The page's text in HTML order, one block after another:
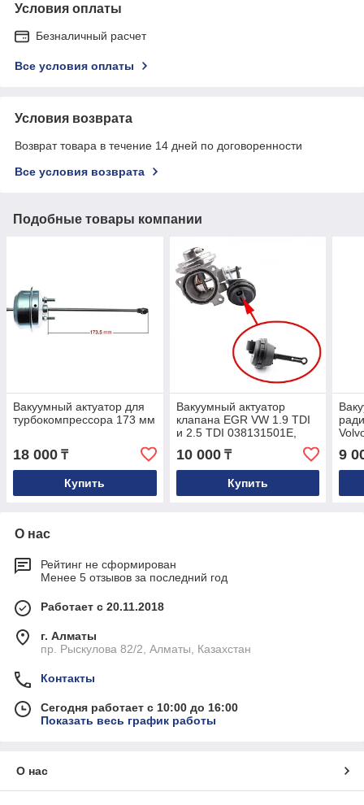
Условия оплаты
Безналичный расчет
Все условия оплаты
Условия возврата
Возврат товара в течение 14 дней по договоренности
Все условия возврата
Подобные товары компании
Вакуумный актуатор для
турбокомпрессора 173 мм
18 000 ₸
Купить
Вакуумный актуатор
клапана EGR VW 1.9 TDI
и 2.5 TDI 038131501E,
045131501C, 070128070B
10 000₸
Купить
9
О нас
Рейтинг не сформирован
Менее 5 отзывов за последний год
Работает с 20.11.2018
г. Алматы
пр. Рыскулова 82/2, Алматы, Казахстан
Контакты
Сегодня работает с 10:00 до 16:00
Показать весь график работы
О нас